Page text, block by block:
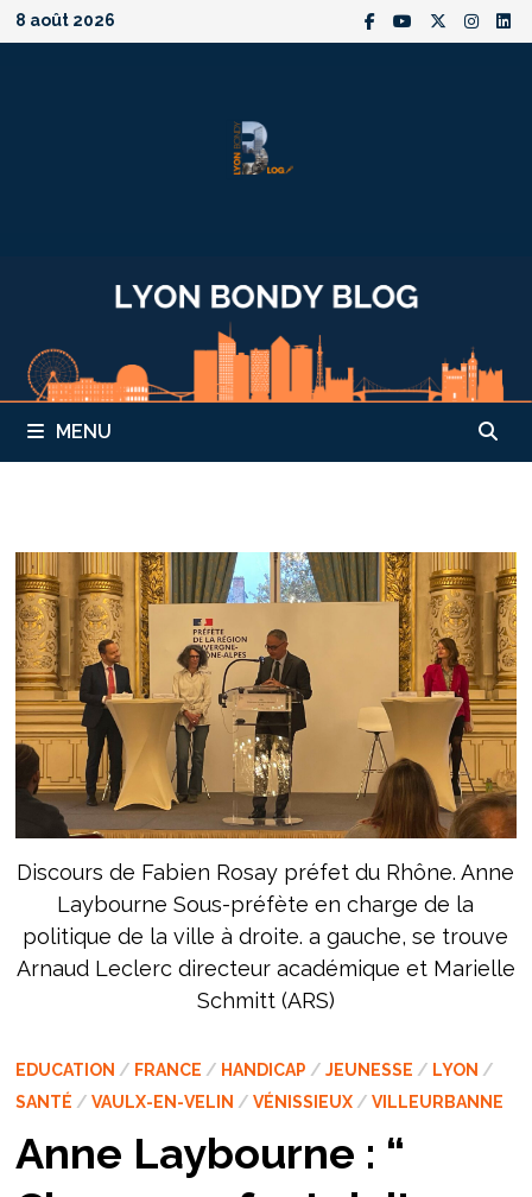
Passer
au
8 août 2026
MENU
Discours de Fabien Rosay préfet du Rhône. Anne
Laybourne Sous-préfète en charge de la
politique de la ville à droite. a gauche, se trouve
Arnaud Leclerc directeur académique et Marielle
Schmitt (ARS)
EDUCATION / FRANCE / HANDICAP / JEUNESSE / LYON /
SANTÉ / VAULX-EN-VELIN / VÉNISSIEUX/ VILLEURBANNE
Anne Laybourne : “